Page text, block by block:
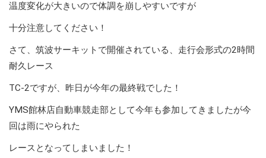
温度変化が大きいので体調を崩しやすいですが
十分注意してください！
さて、筑波サーキットで開催されている、走行会形式の2時間
耐久レース
TC-2ですが、昨日が今年の最終戦でした！
YMS館林店自動車競走部として今年も参加してきましたが今
回は雨にやられた
レースとなってしまいました！